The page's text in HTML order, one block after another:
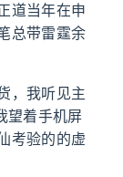
道当年在申
总带雷霆余
，我听见主
望着手机屏
考验的的虚